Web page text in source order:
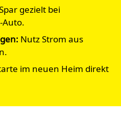
gezielt bei
Auto.
Nutz Strom aus
im neuen Heim direkt